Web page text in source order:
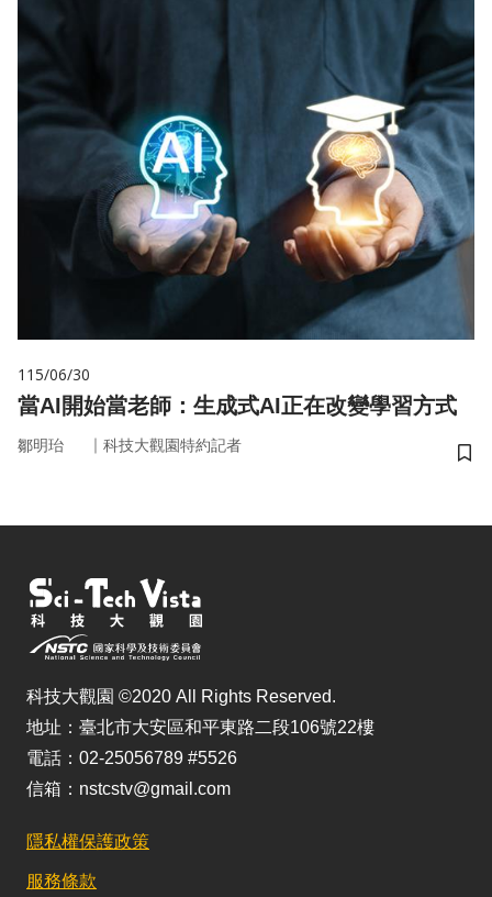
115/06/30
當AI開始當老師：生成式AI正在改變學習方式
鄒明珆 ｜ 科技大觀園特約記者
儲
科技大觀園 ©2020 All Rights Reserved.
地址：臺北市大安區和平東路二段106號22樓
電話：02-25056789 #5526
信箱：nstcstv@gmail.com
隱私權保護政策
服務條款